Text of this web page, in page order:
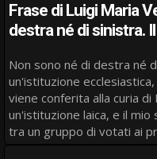
Frase di Luigi Maria
destra né di sinistra.
Non sono né di destra né di sinistra. Il San Raffaele non è
un'istituzione ecclesiastica, destinata a sfasciarsi se non
viene conferita alla curia di Milano o di Roma. È
un'istituzione laica, e il mio successore sarà laico, scelto